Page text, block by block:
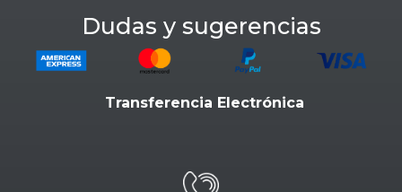
Dudas y sugerencias
Transferencia Electrónica